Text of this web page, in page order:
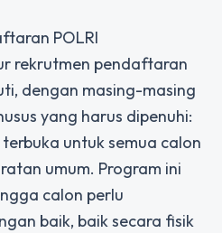
POLRI
rekrutmen pendaftaran
dengan masing-masing
yang harus dipenuhi:
terbuka untuk semua calon
umum. Program ini
calon perlu
baik, baik secara fisik